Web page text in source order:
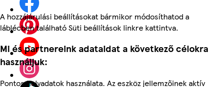
A hozzájárulási beállításokat bármikor módosíthatod a
láblécben található Süti beállítások linkre kattintva.
Mi és partnereink adataidat a következő célokra
használjuk:
Pontos helyadatok használata. Az eszköz jellemzőinek aktív